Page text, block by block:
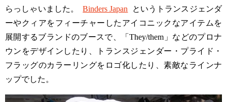
らっしゃいました。
Binders Japan
というトランスジェンダ
ーやクィアをフィーチャーしたアイコニックなアイテムを
展開するブランドのブースで、「They/them」などのプロナ
ウンをデザインしたり、トランスジェンダー・プライド・
フラッグのカラーリングをロゴ化したり、素敵なラインナ
ップでした。